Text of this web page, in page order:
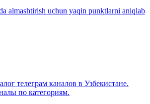
almashtirish uchun yaqin punktlarni aniqlab
телеграм каналов в Узбекистане.
по категориям.